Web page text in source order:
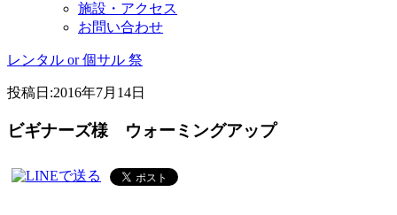
施設・アクセス
お問い合わせ
レンタル or 個サル 祭
投稿日:2016年7月14日
ビギナーズ様 ウォーミングアップ